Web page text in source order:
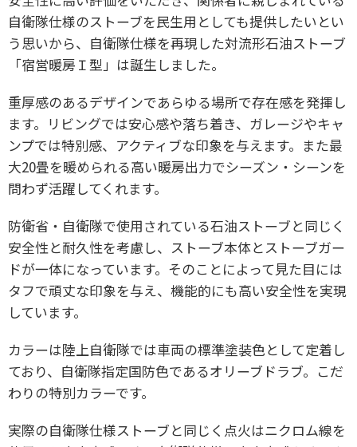
自衛隊仕様のストーブを民生用としても提供したいとい
う思いから、自衛隊仕様を再現した対流形石油ストーブ
「宿営暖房Ｉ型」は誕生しました。
重厚感のあるデザインであらゆる場所で存在感を発揮し
ます。リビングでは安心感や落ち着き、ガレージやキャ
ンプでは特別感、アクティブな印象を与えます。また最
大20畳を暖められる高い暖房出力でシーズン・シーンを
問わず活躍してくれます。
防衛省・自衛隊で使用されている石油ストーブと同じく
安全性と耐久性を考慮し、ストーブ本体とストーブガー
ドが一体になっています。そのことによって見た目には
タフで頑丈な印象を与え、機能的にも高い安全性を実現
しています。
カラーは陸上自衛隊では車両の標準塗装色として定着し
ており、自衛隊指定国防色であるオリーブドラブ。こだ
わりの特別カラーです。
実際の自衛隊仕様ストーブと同じく点火はニクロム線を